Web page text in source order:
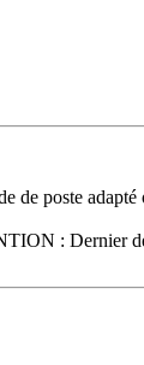
de poste
: Dernier